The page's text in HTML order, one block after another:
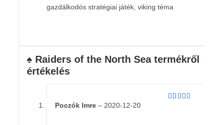
gazdálkodós stratégiai játék, viking téma
♠️ Raiders of the North Seatermékről 5
értékelés
Poczók Imre– 2020-12-20